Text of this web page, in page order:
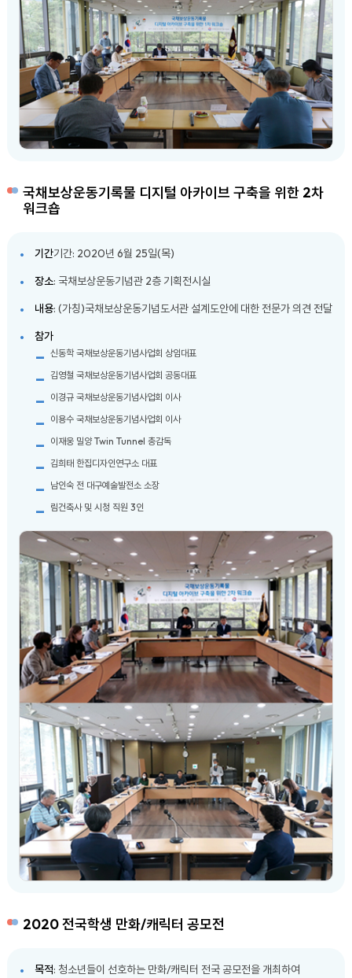
국채보상운동기록물 디지털 아카이브 구축을 위한 2차
워크숍
기간기간: 2020년 6월 25일(목)
장소: 국채보상운동기념관 2층 기획전시실
내용: (가칭)국채보상운동기념도서관 설계도안에 대한 전문가 의견 전달
참가
신동학 국채보상운동기념사업회 상임대표
김영철 국채보상운동기념사업회 공동대표
이경규 국채보상운동기념사업회 이사
이용수 국채보상운동기념사업회 이사
이재웅 밀양 Twin Tunnel 총감독
김희태 한집디자인연구소 대표
남인숙 전 대구예술발전소 소장
림건축사 및 시청 직원 3인
2020 전국학생 만화/캐릭터 공모전
목적: 청소년들이 선호하는 만화/캐릭터 전국 공모전을 개최하여